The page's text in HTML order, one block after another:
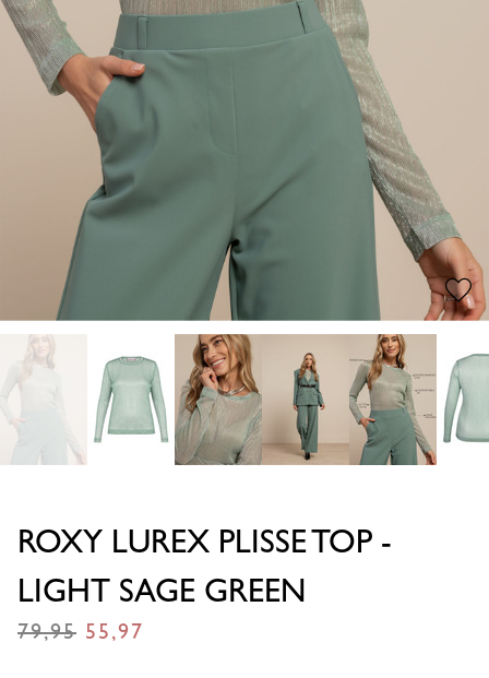
ROXY LUREX PLISSE TOP -
LIGHT SAGE GREEN
79,95 55,97